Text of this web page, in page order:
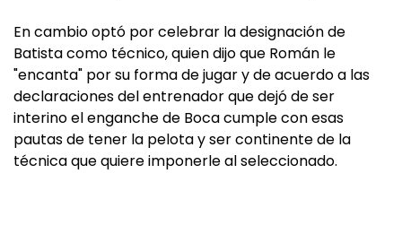
En cambio optó por celebrar la designación de
Batista como técnico, quien dijo que Román le
"encanta" por su forma de jugar y de acuerdo a las
declaraciones del entrenador que dejó de ser
interino el enganche de Boca cumple con esas
pautas de tener la pelota y ser continente de la
técnica que quiere imponerle al seleccionado.